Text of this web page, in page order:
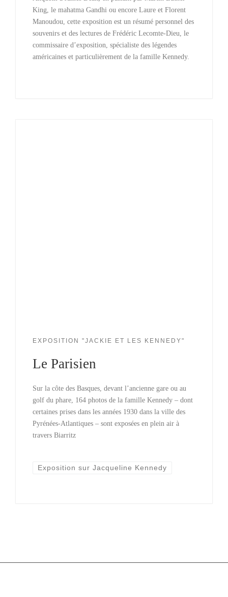
King, le mahatma Gandhi ou encore Laure et Florent
Manoudou, cette exposition est un résumé personnel des
souvenirs et des lectures de Frédéric Lecomte-Dieu, le
commissaire d’exposition, spécialiste des légendes
américaines et particulièrement de la famille Kennedy.
EXPOSITION "JACKIE ET LES KENNEDY"
Le Parisien
Sur la côte des Basques, devant l’ancienne gare ou au
golf du phare, 164 photos de la famille Kennedy – dont
certaines prises dans les années 1930 dans la ville des
Pyrénées-Atlantiques – sont exposées en plein air à
travers Biarritz
Exposition sur Jacqueline Kennedy